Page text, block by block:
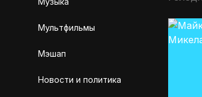
Мультфильмы
Мэшап
Новости и политика